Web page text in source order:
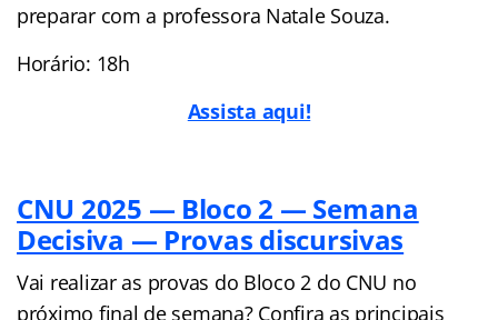
preparar com a professora Natale Souza.
Horário: 18h
Assista aqui!
CNU 2025 — Bloco 2 — Semana
Decisiva — Provas discursivas
Vai realizar as provas do Bloco 2 do CNU no
próximo final de semana? Confira as principais